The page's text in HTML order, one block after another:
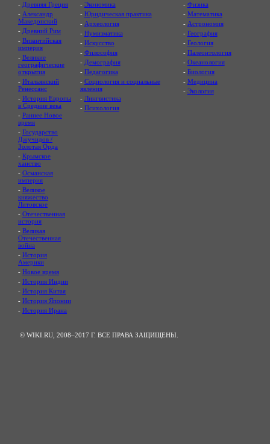
- Древняя Греция
- Александр
Македонский
- Древний Рим
- Византийская
империя
- Великие
географические
открытия
- Итальянский
Ренессанс
- История Европы
в Средние века
- Раннее Новое
время
- Государство
Джучидов /
Золотая Орда
- Крымское
ханство
- Османская
империя
- Великое
княжество
Литовское
- Отечественная
история
- Великая
Отечественная
война
- История
Америки
- Новое время
- История Индии
- История Китая
- История Японии
- История Ирана
- Экономика
- Юридическая практика
- Археология
- Нумизматика
- Искусство
- Философия
- Демография
- Педагогика
- Социология и социальные
явления
- Лингвистика
- Психология
- Физика
- Математика
- Астрономия
- География
- Геология
- Палеонтология
- Океанология
- Биология
- Медицина
- Экология
© WIKI.RU, 2008–2017 Г. ВСЕ ПРАВА ЗАЩИЩЕНЫ.